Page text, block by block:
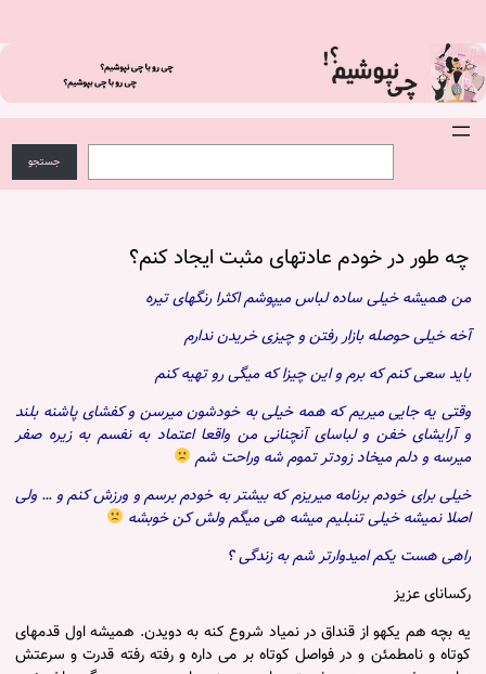
c
ج
ج
و
جستجو
چه طور در خودم عادتهای مثبت ایجاد کنم؟
من همیشه خیلی ساده لباس میپوشم اکثرا رنگهای تیره
آخه خیلی حوصله بازار رفتن و چیزی خریدن ندارم
باید سعی کنم که برم و این چیزا که میگی رو تهیه کنم
وقتی یه جایی میریم که همه خیلی به خودشون میرسن و کفشای پاشنه بلند
و آرایشای خفن و لباسای آنچنانی من واقعا اعتماد به نفسم به زیره صفر
میرسه و دلم میخاد زودتر تموم شه وراحت شم
خیلی برای خودم برنامه میریزم که بیشتر به خودم برسم و ورزش کنم و … ولی
اصلا نمیشه خیلی تنبلیم میشه هی میگم ولش کن خوبشه
راهی هست یکم امیدوارتر شم به زندگی ؟
رکسانای عزیز
یه بچه هم یکهو از قنداق در نمیاد شروع کنه به دویدن. همیشه اول قدمهای
کوتاه و نامطمئن و در فواصل کوتاه بر می داره و رفته رفته قدرت و سرعتش